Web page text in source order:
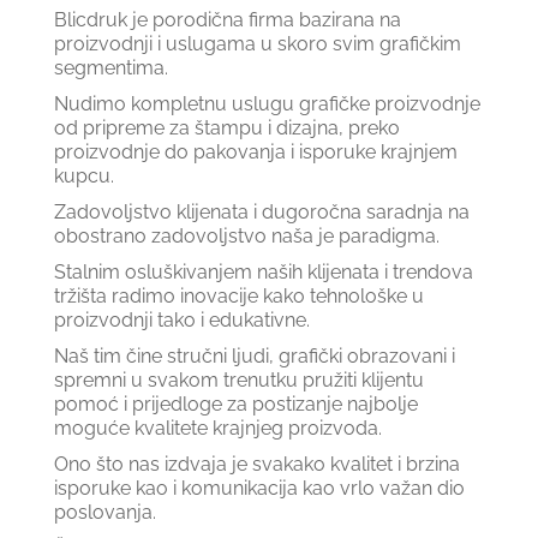
Blicdruk je porodična firma bazirana na
proizvodnji i uslugama u skoro svim grafičkim
segmentima.
Nudimo kompletnu uslugu grafičke proizvodnje
od pripreme za štampu i dizajna, preko
proizvodnje do pakovanja i isporuke krajnjem
kupcu.
Zadovoljstvo klijenata i dugoročna saradnja na
obostrano zadovoljstvo naša je paradigma.
Stalnim osluškivanjem naših klijenata i trendova
tržišta radimo inovacije kako tehnološke u
proizvodnji tako i edukativne.
Naš tim čine stručni ljudi, grafički obrazovani i
spremni u svakom trenutku pružiti klijentu
pomoć i prijedloge za postizanje najbolje
moguće kvalitete krajnjeg proizvoda.
Ono što nas izdvaja je svakako kvalitet i brzina
isporuke kao i komunikacija kao vrlo važan dio
poslovanja.